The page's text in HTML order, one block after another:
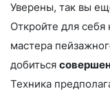
Уверены, так вы
Откройте для себя
мастера
добиться
Техника